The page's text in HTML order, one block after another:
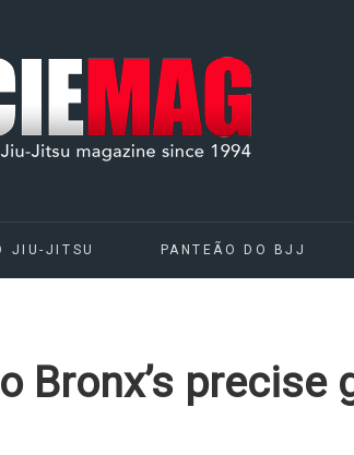
JIU-JITSU PANTEÃO DO BJJ
Bronx’s precise